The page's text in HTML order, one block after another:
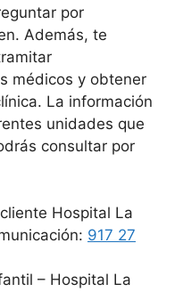
por
Además, te
médicos y obtener
La información
unidades que
consultar por
Hospital La
917 27
– Hospital La